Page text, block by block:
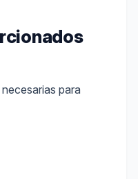
necesarias para